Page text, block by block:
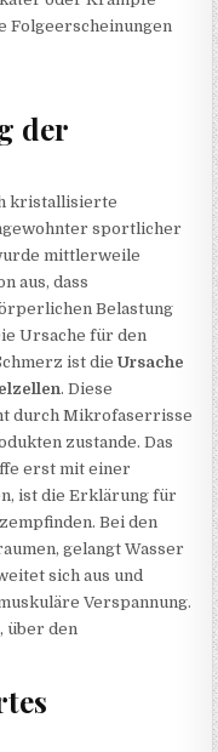
Folgeerscheinungen
der
kristallisierte
sportlicher
mittlerweile
aus, dass
Belastung
Ursache für den
ist dieUrsache
. Diese
durch Mikrofaserrisse
zustande. Das
erst mit einer
ist die Erklärung für
Bei den
gelangt Wasser
sich aus und
Verspannung.
über den